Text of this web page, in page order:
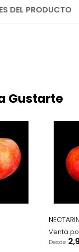
DEL PRODUCTO
Gustarte
Venta
Desde